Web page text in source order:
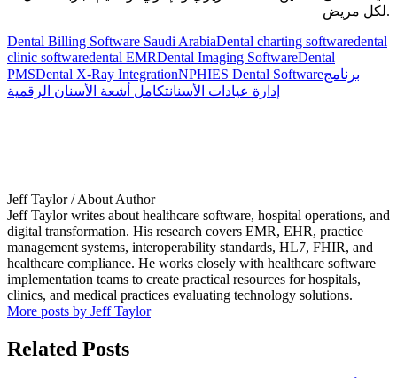
لكل مريض.
Dental Billing Software Saudi ArabiaDental charting softwaredental
clinic softwaredental EMRDental Imaging SoftwareDental
PMSDental X-Ray IntegrationNPHIES Dental Softwareبرنامج
إدارة عيادات الأسنانتكامل أشعة الأسنان الرقمية
Jeff Taylor/ About Author
Jeff Taylor writes about healthcare software, hospital operations, and
digital transformation. His research covers EMR, EHR, practice
management systems, interoperability standards, HL7, FHIR, and
healthcare compliance. He works closely with healthcare software
implementation teams to create practical resources for hospitals,
clinics, and medical practices evaluating technology solutions.
More posts by Jeff Taylor
Related Posts